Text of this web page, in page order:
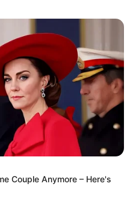
Couple Anymore – Here's